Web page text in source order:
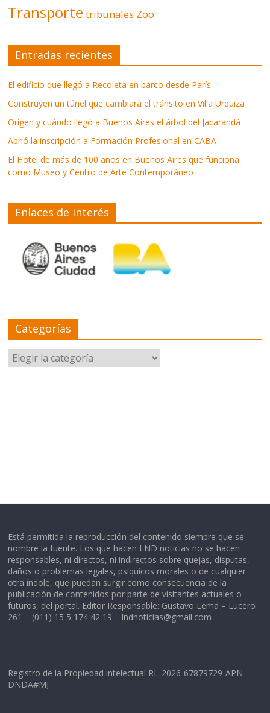
Transporte tribunales Zoo
Entradas recientes
El edificio que llegó a Recoleta en barco desde París
Construyen un túnel que cambiará el tránsito en Villa Urquiza
Origen y cuándo llegó a Buenos Aires el árbol del Jacarandá
Abrió la inscripción a Formación Profesional en CABA
El Hotel de más de 100 años en Buenos Aires que funciona
como Museo y Centro de Arte Contemporáneo
Enlaces de interés
Categorías
Categorías
Está permitida la reproducción del contenido siempre que se
nombre la fuente. Los que hacen LND noticias no se hacen
responsables, ni directos, ni indirectos sobre quejas, disputas,
daños o problemas legales, psíquicos morales o de cualquier
otra índole, que puedan surgir como consecuencia de la
publicación de contenidos por parte de visitantes actuales o
futuros, del portal. Editor Responsable: Gustavo Lema – Lucero
261 – (011) 15 5 174 42 19 – lndnoticias@gmail.com –
Registro de la Propiedad intelectual RL-2026-67879729-APN-
DNDA#MJ